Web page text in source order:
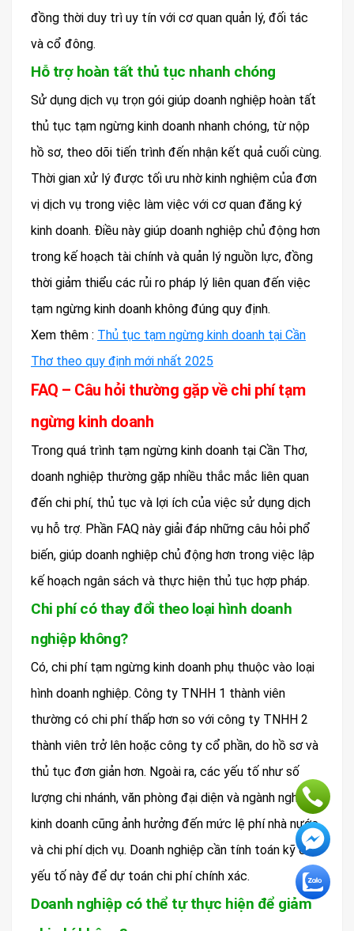
đồng thời duy trì uy tín với cơ quan quản lý, đối tác
và cổ đông.
Hỗ trợ hoàn tất thủ tục nhanh chóng
Sử dụng dịch vụ trọn gói giúp doanh nghiệp hoàn tất
thủ tục tạm ngừng kinh doanh nhanh chóng, từ nộp
hồ sơ, theo dõi tiến trình đến nhận kết quả cuối cùng.
Thời gian xử lý được tối ưu nhờ kinh nghiệm của đơn
vị dịch vụ trong việc làm việc với cơ quan đăng ký
kinh doanh. Điều này giúp doanh nghiệp chủ động hơn
trong kế hoạch tài chính và quản lý nguồn lực, đồng
thời giảm thiểu các rủi ro pháp lý liên quan đến việc
tạm ngừng kinh doanh không đúng quy định.
Xem thêm : Thủ tục tạm ngừng kinh doanh tại Cần
Thơ theo quy định mới nhất 2025
FAQ – Câu hỏi thường gặp về chi phí tạm
ngừng kinh doanh
Trong quá trình tạm ngừng kinh doanh tại Cần Thơ,
doanh nghiệp thường gặp nhiều thắc mắc liên quan
đến chi phí, thủ tục và lợi ích của việc sử dụng dịch
vụ hỗ trợ. Phần FAQ này giải đáp những câu hỏi phổ
biến, giúp doanh nghiệp chủ động hơn trong việc lập
kế hoạch ngân sách và thực hiện thủ tục hợp pháp.
Chi phí có thay đổi theo loại hình doanh
nghiệp không?
Có, chi phí tạm ngừng kinh doanh phụ thuộc vào loại
hình doanh nghiệp. Công ty TNHH 1 thành viên
thường có chi phí thấp hơn so với công ty TNHH 2
thành viên trở lên hoặc công ty cổ phần, do hồ sơ và
thủ tục đơn giản hơn. Ngoài ra, các yếu tố như số
lượng chi nhánh, văn phòng đại diện và ngành nghề
kinh doanh cũng ảnh hưởng đến mức lệ phí nhà nước
và chi phí dịch vụ. Doanh nghiệp cần tính toán kỹ các
yếu tố này để dự toán chi phí chính xác.
Doanh nghiệp có thể tự thực hiện để giảm